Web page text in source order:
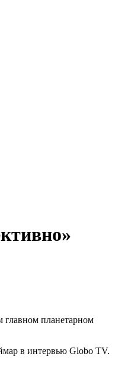
планетарном
в интервью Globo TV.